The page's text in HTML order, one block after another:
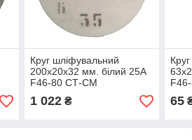
Круг шліфувальний
200х20х32 мм. білий 25А
F46-80 СТ-СМ
(електрокорунд)
1 022₴ 65